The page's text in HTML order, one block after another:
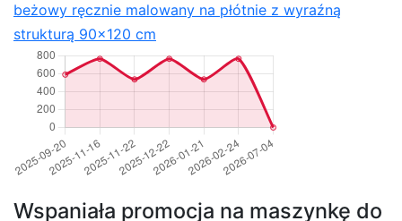
beżowy ręcznie malowany na płótnie z wyraźną
strukturą 90×120 cm
Wspaniała promocja na maszynkę do